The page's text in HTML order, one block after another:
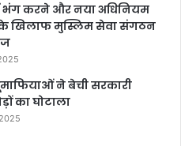
भंग करने और नया अधिनियम
खिलाफ मुस्लिम सेवा संगठन
ने बेची सरकारी
का घोटाला